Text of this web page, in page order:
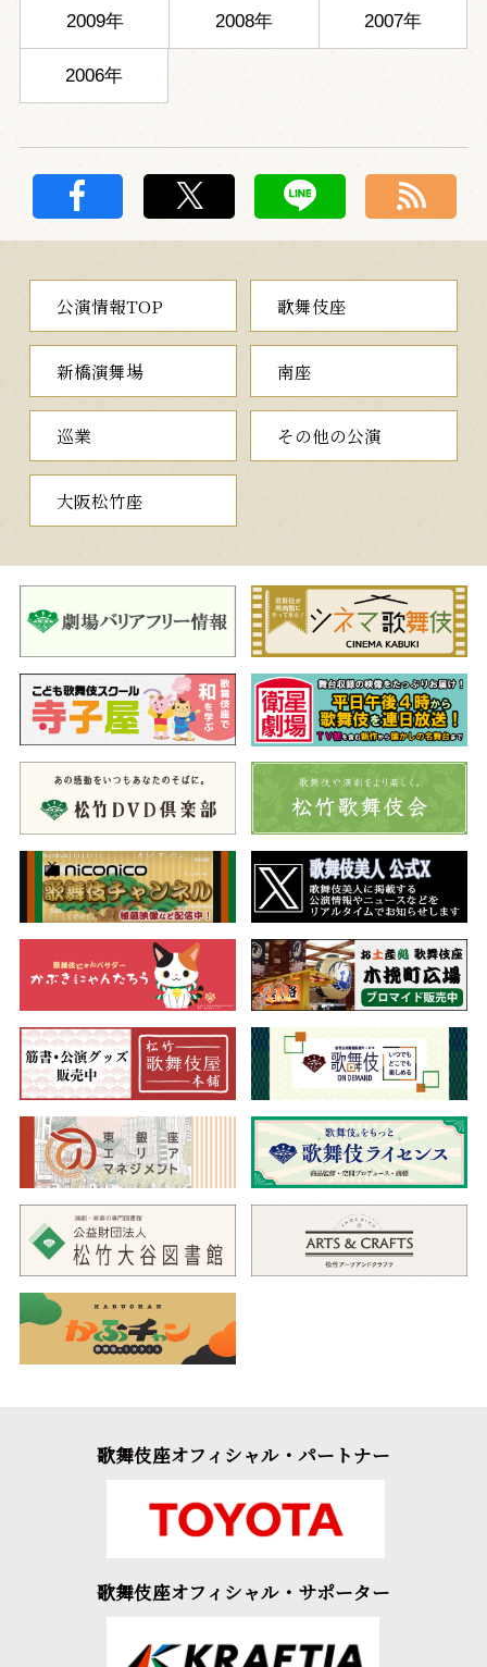
2009年 2008年 2007年
2006年
公演情報TOP 歌舞伎座
新橋演舞場 南座
巡業 その他の公演
大阪松竹座
歌舞伎座オフィシャル・パートナー
歌舞伎座オフィシャル・サポーター